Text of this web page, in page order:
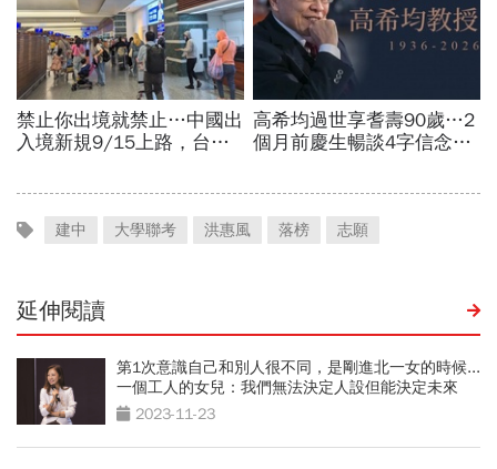
建中 大學聯考 洪惠風 落榜 志願
延伸閱讀
第1次意識自己和別人很不同，是剛進北一女的時候...
一個工人的女兒：我們無法決定人設但能決定未來
2023-11-23